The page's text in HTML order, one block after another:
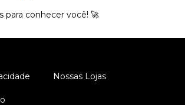
para conhecer você! 🚀
Nossas Lojas